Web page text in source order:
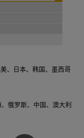
、日本、韩国、墨西哥
俄罗斯、中国、澳大利